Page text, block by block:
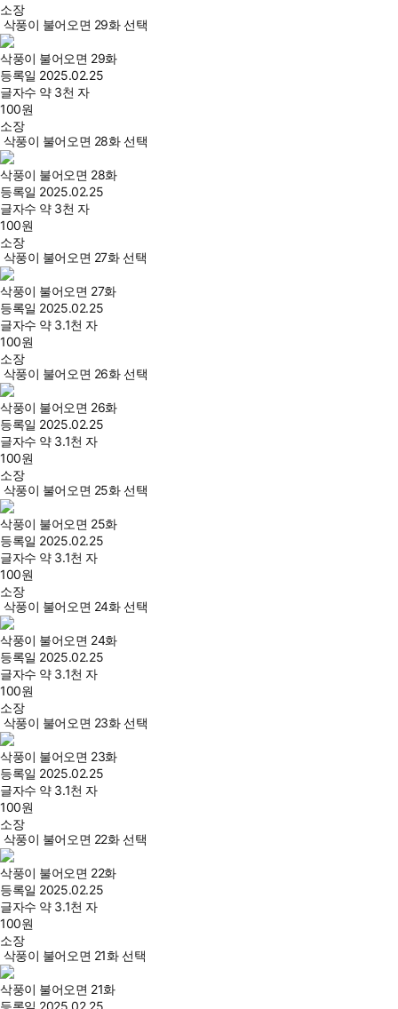
소장
삭풍이 불어오면 29화 선택
삭풍이 불어오면 29화
등록일 2025.02.25
글자수 약 3천 자
100원
소장
삭풍이 불어오면 28화 선택
삭풍이 불어오면 28화
등록일 2025.02.25
글자수 약 3천 자
100원
소장
삭풍이 불어오면 27화 선택
삭풍이 불어오면 27화
등록일 2025.02.25
글자수 약 3.1천 자
100원
소장
삭풍이 불어오면 26화 선택
삭풍이 불어오면 26화
등록일 2025.02.25
글자수 약 3.1천 자
100원
소장
삭풍이 불어오면 25화 선택
삭풍이 불어오면 25화
등록일 2025.02.25
글자수 약 3.1천 자
100원
소장
삭풍이 불어오면 24화 선택
삭풍이 불어오면 24화
등록일 2025.02.25
글자수 약 3.1천 자
100원
소장
삭풍이 불어오면 23화 선택
삭풍이 불어오면 23화
등록일 2025.02.25
글자수 약 3.1천 자
100원
소장
삭풍이 불어오면 22화 선택
삭풍이 불어오면 22화
등록일 2025.02.25
글자수 약 3.1천 자
100원
소장
삭풍이 불어오면 21화 선택
삭풍이 불어오면 21화
등록일 2025.02.25